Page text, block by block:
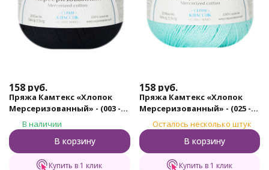
158 руб.
Пряжа Камтекс «Хлопок
Мерсеризованный» - (003 -
Черный)
В наличии
В корзину
Купить в 1 клик
158 руб.
Пряжа Камтекс «Хлопок
Мерсеризованный» - (025 -
Мята)Осталось несколько штук
В корзину
Купить в 1 клик